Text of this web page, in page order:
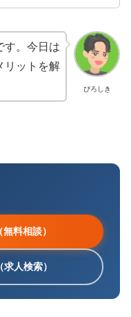
ぴろしき
す。今日は
リットを解
料相談）
人検索）